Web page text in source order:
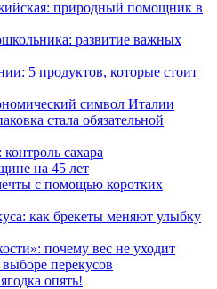
природный помощник в
развитие важных
5 продуктов, которые стоит
символ Италии
стала обязательной
сахара
на 45 лет
с помощью коротких
как брекеты меняют улыбку
почему вес не уходит
перекусов
опять!